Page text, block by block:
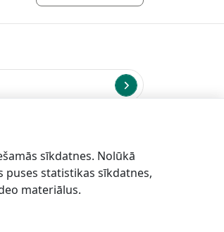
sīkdatnes. Nolūkā
statistikas sīkdatnes,
materiālus.